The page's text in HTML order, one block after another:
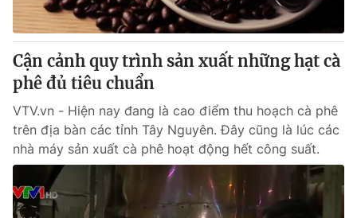
Cận cảnh quy trình sản xuất những hạt cà
phê đủ tiêu chuẩn
VTV.vn - Hiện nay đang là cao điểm thu hoạch cà phê
trên địa bàn các tỉnh Tây Nguyên. Đây cũng là lúc các
nhà máy sản xuất cà phê hoạt động hết công suất.